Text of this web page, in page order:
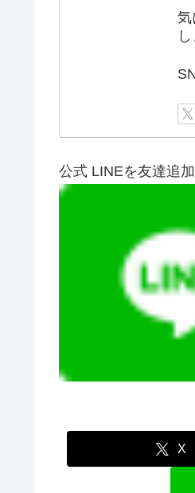
し
公式 LINEを友達追
X